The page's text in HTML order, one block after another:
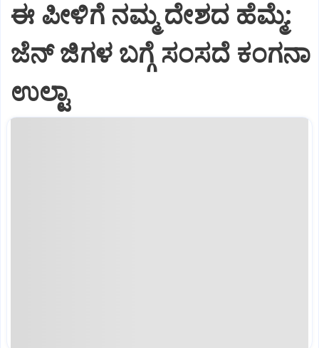
ಈ ಪೀಳಿಗೆ ನಮ್ಮ ದೇಶದ ಹೆಮ್ಮೆ:
ಜೆನ್‌ ಜಿಗಳ ಬಗ್ಗೆ ಸಂಸದೆ ಕಂಗನಾ
ಉಲ್ಟಾ